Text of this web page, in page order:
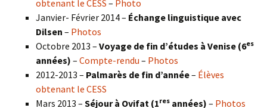
obtenant le CESS – Photo
Janvier- Février 2014 – Échange linguistique avec
Dilsen – Photos
Octobre 2013 – Voyage de fin d’études à Venise (6es
années) – Compte-rendu – Photos
2012-2013 – Palmarès de fin d’année– Élèves
obtenant le CESS
Mars 2013 – Séjour à Ovifat (1res années) – Photos